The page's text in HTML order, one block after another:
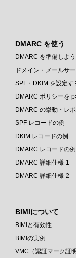
DMARC を使う
DMARC を準備しよう
ドメイン・メールサ
SPF・DKIM を設定す
DMARC ポリシーを
DMARC の挙動・レ
SPF レコードの例
DKIM レコードの例
DMARC レコードの例
DMARC 詳細仕様-1
DMARC 詳細仕様-2
BIMIについて
BIMIと有効性
BIMIの実例
VMC（認証マーク証